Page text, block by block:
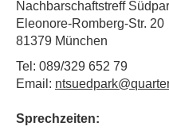
Nachbarschaftstreff
Eleonore-Romberg-Str. 20
81379 München
Tel: 089/329 652 79
Email:
Sprechzeiten: